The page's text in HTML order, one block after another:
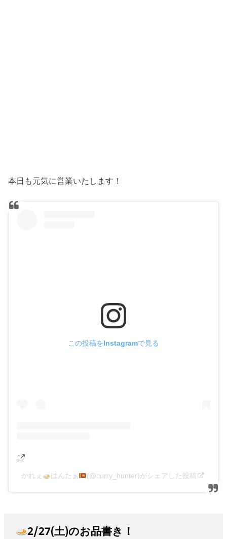
本日も元気に営業いたします！
この投稿をInstagramで見る
かれぇ はんたぁ (@curry_hunter)がシェアした投稿
2/27(土)のお品書き！